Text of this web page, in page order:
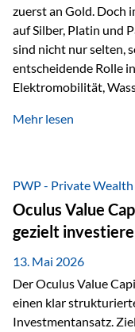
zuerst an Gold. Doch
auf Silber, Platin und
sind nicht nur selten,
entscheidende Rolle
Elektromobilität,
Faktoren für
klassischer
Palladium zusätzlich
Entwicklungen zu
nur durch Anleger,
Gerade in…
Mehr lesen
PWP - Private
Oculus Value
gezielt
13. Mai 2026
Der Oculus Value
einen klar
Investmentansatz.